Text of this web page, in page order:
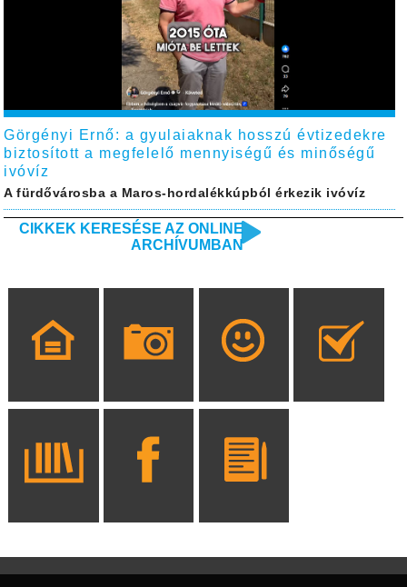
Görgényi Ernő: a gyulaiaknak hosszú évtizedekre
biztosított a megfelelő mennyiségű és minőségű
ivóvíz
A fürdővárosba a Maros-hordalékkúpból érkezik ivóvíz
CIKKEK KERESÉSE AZ ONLINE
ARCHÍVUMBAN